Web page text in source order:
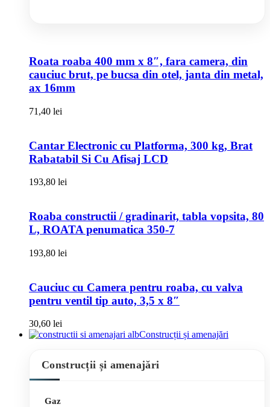
Roata roaba 400 mm x 8″, fara camera, din
cauciuc brut, pe bucsa din otel, janta din metal,
ax 16mm
71,40 lei
Cantar Electronic cu Platforma, 300 kg, Brat
Rabatabil Si Cu Afisaj LCD
193,80 lei
Roaba constructii / gradinarit, tabla vopsita, 80
L, ROATA penumatica 350-7
193,80 lei
Cauciuc cu Camera pentru roaba, cu valva
pentru ventil tip auto, 3,5 x 8″
30,60 lei
Construcții și amenajări
Construcții și amenajări
Gaz